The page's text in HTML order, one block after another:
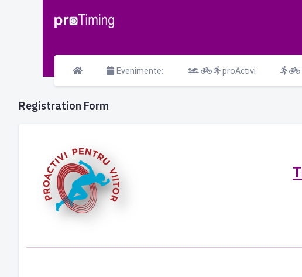
Evenimente: proActivi
Registration Form